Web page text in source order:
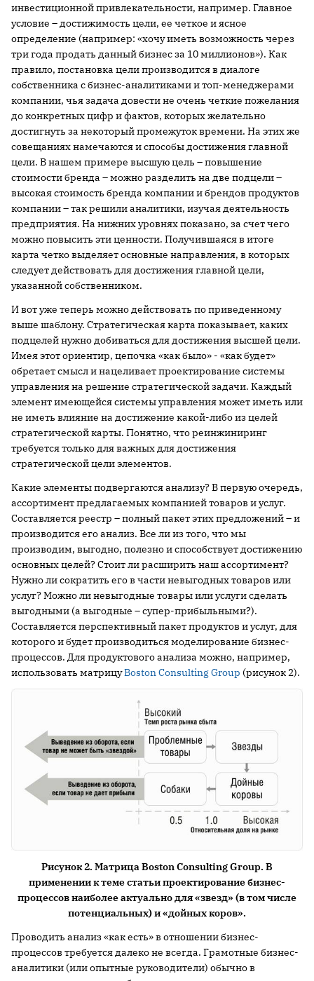
инвестиционной привлекательности, например. Главное
условие – достижимость цели, ее четкое и ясное
определение (например: «хочу иметь возможность через
три года продать данный бизнес за 10 миллионов»). Как
правило, постановка цели производится в диалоге
собственника с бизнес-аналитиками и топ-менеджерами
компании, чья задача довести не очень четкие пожелания
до конкретных цифр и фактов, которых желательно
достигнуть за некоторый промежуток времени. На этих же
совещаниях намечаются и способы достижения главной
цели. В нашем примере высшую цель – повышение
стоимости бренда – можно разделить на две подцели –
высокая стоимость бренда компании и брендов продуктов
компании – так решили аналитики, изучая деятельность
предприятия. На нижних уровнях показано, за счет чего
можно повысить эти ценности. Получившаяся в итоге
карта четко выделяет основные направления, в которых
следует действовать для достижения главной цели,
указанной собственником.
И вот уже теперь можно действовать по приведенному
выше шаблону. Стратегическая карта показывает, каких
подцелей нужно добиваться для достижения высшей цели.
Имея этот ориентир, цепочка «как было» - «как будет»
обретает смысл и нацеливает проектирование системы
управления на решение стратегической задачи. Каждый
элемент имеющейся системы управления может иметь или
не иметь влияние на достижение какой-либо из целей
стратегической карты. Понятно, что реинжиниринг
требуется только для важных для достижения
стратегической цели элементов.
Какие элементы подвергаются анализу? В первую очередь,
ассортимент предлагаемых компанией товаров и услуг.
Составляется реестр – полный пакет этих предложений – и
производится его анализ. Все ли из того, что мы
производим, выгодно, полезно и способствует достижению
основных целей? Стоит ли расширить наш ассортимент?
Нужно ли сократить его в части невыгодных товаров или
услуг? Можно ли невыгодные товары или услуги сделать
выгодными (а выгодные – супер-прибыльными?).
Составляется перспективный пакет продуктов и услуг, для
которого и будет производиться моделирование бизнес-
процессов. Для продуктового анализа можно, например,
использовать матрицуBoston Consulting Group (рисунок 2).
Рисунок 2. Матрица Boston Consulting Group. В
применении к теме статьи проектирование бизнес-
процессов наиболее актуально для «звезд» (в том числе
потенциальных) и «дойных коров».
Проводить анализ «как есть» в отношении бизнес-
процессов требуется далеко не всегда. Грамотные бизнес-
аналитики (или опытные руководители) обычно в